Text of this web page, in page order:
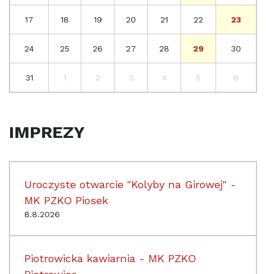
17 18 19 20 21 22 23
24 25 26 27 28 29 30
31 1 2 3 4 5 6
IMPREZY
Uroczyste otwarcie "Kolyby na Girowej" -
MK PZKO Piosek
8.8.2026
Piotrowicka kawiarnia - MK PZKO